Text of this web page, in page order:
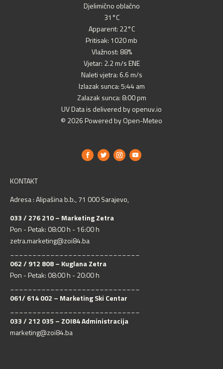
Djelimično oblačno
31°C
Apparent: 22°C
Pritisak: 1020 mb
Vlažnost: 88%
Vjetar: 2.2 m/s ENE
Naleti vjetra: 6.6 m/s
Izlazak sunca: 5:44 am
Zalazak sunca: 8:00 pm
UV Data is delivered by openuv.io
© 2026 Powered by Open-Meteo
KONTAKT
Adresa : Alipašina b.b., 71 000 Sarajevo,
033 / 276 210 – Marketing Zetra
Pon - Petak: 08:00 h - 16:00 h
zetra.marketing@zoi84.ba
062 / 912 808 – Kuglana Zetra
Pon - Petak: 08:00 h - 20:00 h
061/ 614 002 – Marketing Ski Centar
033 / 212 035 – ZOI84 Administracija
marketing@zoi84.ba